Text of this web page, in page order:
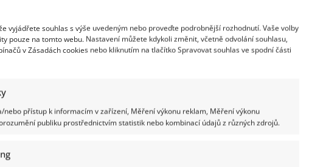
vyjádřete souhlas s výše uvedeným nebo proveďte podrobnější rozhodnutí. Vaše volby
pouze na tomto webu. Nastavení můžete kdykoli změnit, včetně odvolání souhlasu,
v Zásadách cookies nebo kliknutím na tlačítko Spravovat souhlas ve spodní části
nebo přístup k informacím v zařízení, Měření výkonu reklam, Měření výkonu
publiku prostřednictvím statistik nebo kombinací údajů z různých zdrojů.
nebo z vyjádření v médiích. Tady se ale
si s ní nikdo tolik nespojuje – hře s míčem v